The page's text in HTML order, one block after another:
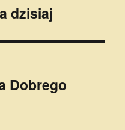
dzisiaj
Dobrego